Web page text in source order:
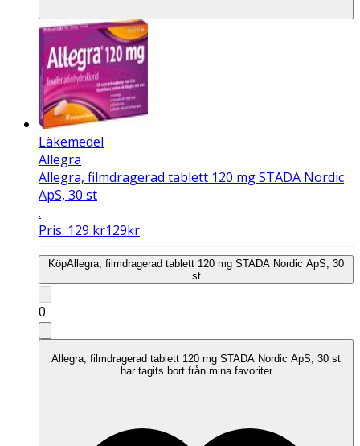
Läkemedel
Allegra
Allegra, filmdragerad tablett 120 mg STADA Nordic
ApS, 30 st
.
Pris: 129 kr129kr
KöpAllegra, filmdragerad tablett 120 mg STADA Nordic ApS, 30
st
0
Allegra, filmdragerad tablett 120 mg STADA Nordic ApS, 30 st
har tagits bort från mina favoriter